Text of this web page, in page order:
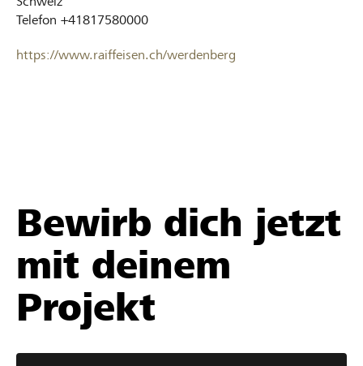
Telefon +41817580000
https://www.raiffeisen.ch/werdenberg
Bewirb dich jetzt
mit deinem
Projekt